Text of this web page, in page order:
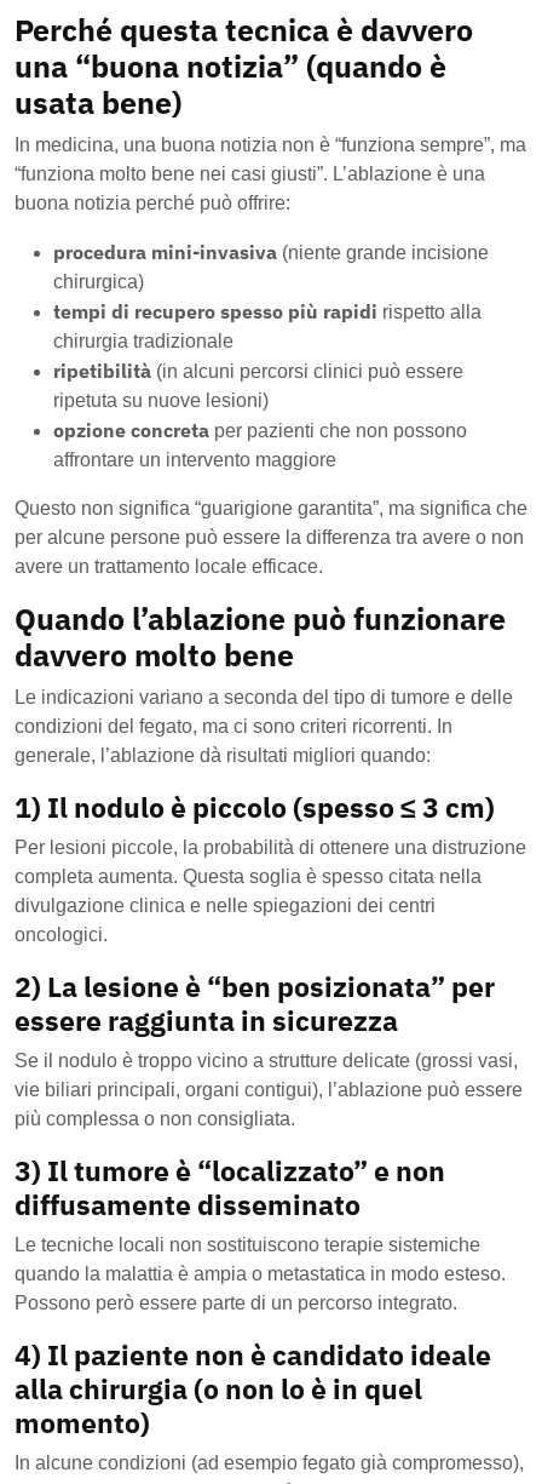
Perché questa tecnica è davvero
una “buona notizia” (quando è
usata bene)
In medicina, una buona notizia non è “funziona sempre”, ma
“funziona molto bene nei casi giusti”. L’ablazione è una
buona notizia perché può offrire:
procedura mini-invasiva (niente grande incisione
chirurgica)
tempi di recupero spesso più rapidi rispetto alla
chirurgia tradizionale
ripetibilità (in alcuni percorsi clinici può essere
ripetuta su nuove lesioni)
opzione concreta per pazienti che non possono
affrontare un intervento maggiore
Questo non significa “guarigione garantita”, ma significa che
per alcune persone può essere la differenza tra avere o non
avere un trattamento locale efficace.
Quando l’ablazione può funzionare
davvero molto bene
Le indicazioni variano a seconda del tipo di tumore e delle
condizioni del fegato, ma ci sono criteri ricorrenti. In
generale, l’ablazione dà risultati migliori quando:
1) Il nodulo è piccolo (spesso ≤ 3 cm)
Per lesioni piccole, la probabilità di ottenere una distruzione
completa aumenta. Questa soglia è spesso citata nella
divulgazione clinica e nelle spiegazioni dei centri
oncologici.
2) La lesione è “ben posizionata” per
essere raggiunta in sicurezza
Se il nodulo è troppo vicino a strutture delicate (grossi vasi,
vie biliari principali, organi contigui), l’ablazione può essere
più complessa o non consigliata.
3) Il tumore è “localizzato” e non
diffusamente disseminato
Le tecniche locali non sostituiscono terapie sistemiche
quando la malattia è ampia o metastatica in modo esteso.
Possono però essere parte di un percorso integrato.
4) Il paziente non è candidato ideale
alla chirurgia (o non lo è in quel
momento)
In alcune condizioni (ad esempio fegato già compromesso),